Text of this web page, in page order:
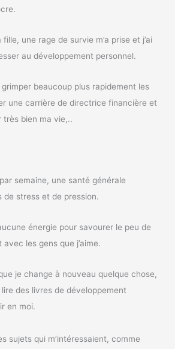
une rage de survie m’a prise et j’ai
au développement personnel.
grimper beaucoup plus rapidement les
une carrière de directrice financière et
très bien ma vie,..
semaine, une santé générale
de stress et de pression.
énergie pour savourer le peu de
les gens que j’aime.
je change à nouveau quelque chose,
des livres de développement
en moi.
sujets qui m’intéressaient, comme